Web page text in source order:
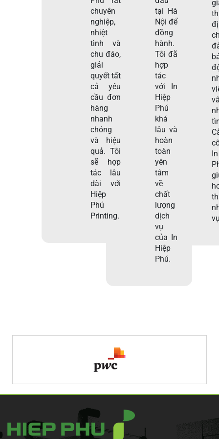
chuyên
nghiệp,
nhiệt
tình và
chu đáo,
giải
quyết tất
cả yêu
cầu đơn
hàng
nhanh
chóng
và hiệu
quả. Tôi
sẽ hợp
tác lâu
dài với
Hiệp
Phú
Printing.
tại Hà
Nội để
đồng
hành.
Tôi đã
hợp
tác
với In
Hiệp
Phú
khá
lâu và
hoàn
toàn
yên
tâm
về
chất
lượng
dịch
vụ
của In
Hiệp
Phú.